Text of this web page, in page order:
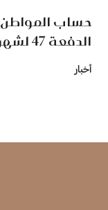
حساب المواطن
الدفعة 47 لشهر أكتوبر
أخبار